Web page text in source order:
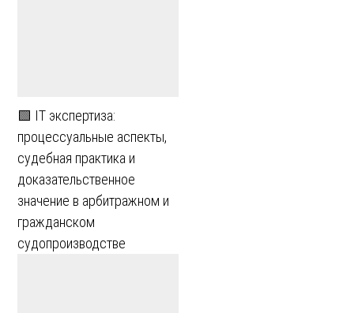
🟩 IT экспертиза:
процессуальные аспекты,
судебная практика и
доказательственное
значение в арбитражном и
гражданском
судопроизводстве